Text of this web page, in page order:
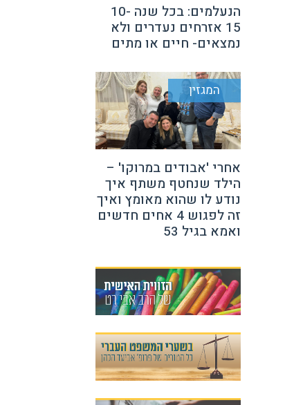
הנעלמים: בכל שנה 10-
15 אזרחים נעדרים ולא
נמצאים- חיים או מתים
המגזין
אחרי 'אבודים במרוקו' –
הילד שנחטף משתף איך
נודע לו שהוא מאומץ ואיך
זה לפגוש 4 אחים חדשים
ואמא בגיל 53